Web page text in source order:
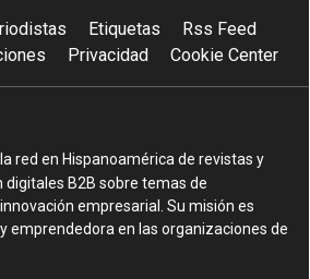
Etiquetas
Rss Feed
Privacidad Cookie Center
red en Hispanoamérica de revistas y
B2B sobre temas de
empresarial. Su misión es
emprendedora en las organizaciones de